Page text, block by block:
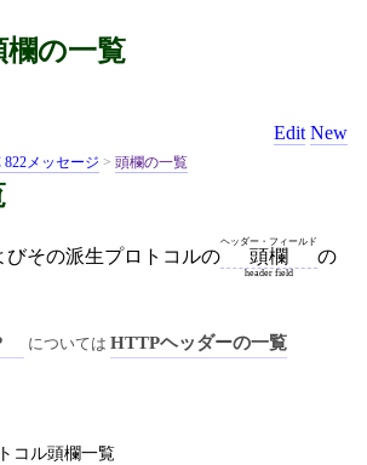
欄の一覧
Edit New
822メッセージ > 頭欄の一覧
びその派生プロトコルの 頭欄
ヘッダー・フィールド
header field
の
については HTTPヘッダーの一覧
コル頭欄一覧